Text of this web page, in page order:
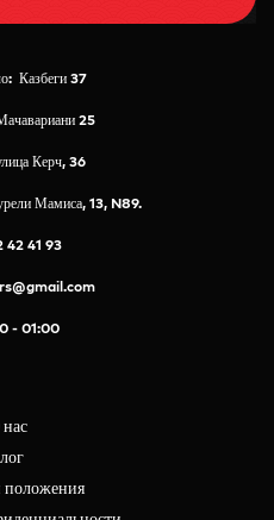
Казбеги 37
25
Керч, 36
Мамиса, 13, N89.
42 41 93
- 01:00
положения